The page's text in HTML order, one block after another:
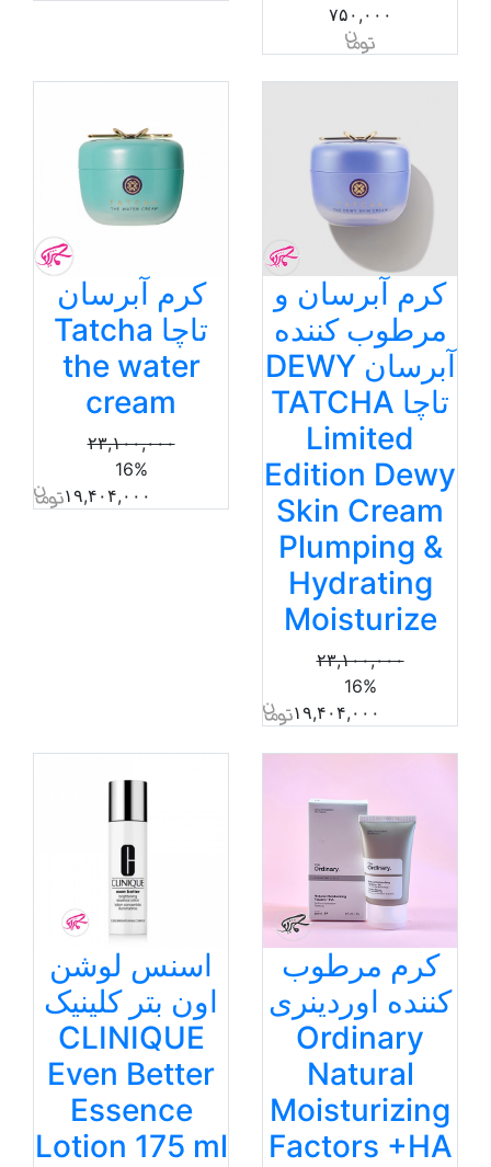
۷۵۰,۰۰۰
کرم آبرسان و
مرطوب کننده
آبرسان DEWY
تاچا TATCHA
Limited
Edition Dewy
Skin Cream
Plumping &
Hydrating
Moisturize
۲۳,۱۰۰,۰۰۰
16%
۱۹,۴۰۴,۰۰۰
کرم آبرسان
تاچا Tatcha
the water
cream
۲۳,۱۰۰,۰۰۰
16%
۱۹,۴۰۴,۰۰۰
کرم مرطوب
کننده اوردینری
Ordinary
Natural
Moisturizing
Factors +HA
اسنس لوشن
اون بتر کلینیک
CLINIQUE
Even Better
Essence
Lotion 175 ml